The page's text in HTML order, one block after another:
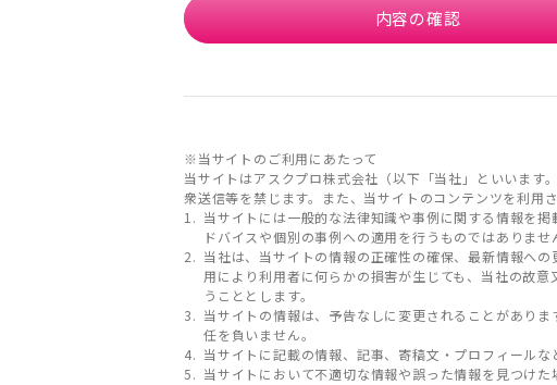
内容の確認
※当サイトのご利用にあたって
当サイトはアスクプロ株式会社（以下「当社」といいます
衆送信等を禁じます。また、当サイトのコンテンツを利用
当サイトには一般的な法律知識や事例に関する情報を
ドバイスや個別の事例への適用を行うものではありませ
当社は、当サイトの情報の正確性の確保、最新情報へ
用により利用者に何らかの損害が生じても、当社の故
うこととします。
当サイトの情報は、予告なしに変更されることがあり
任を負いません。
当サイトに記載の情報、記事、寄稿文・プロフィール
当サイトにおいて不適切な情報や誤った情報を見つけ